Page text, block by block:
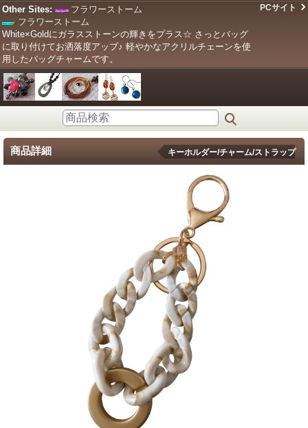
Other Sites:
フラワーストーム
フラワーストーム
White×Goldにガラスストーンの輝きをプラス☆ さっとバッグ
に取り付けてお洒落度アップ♪ 軽やかなアクリルチェーンを使
用したバッグチャームです。
PCサイト
商品詳細 キーホルダー/チャーム/ストラップ